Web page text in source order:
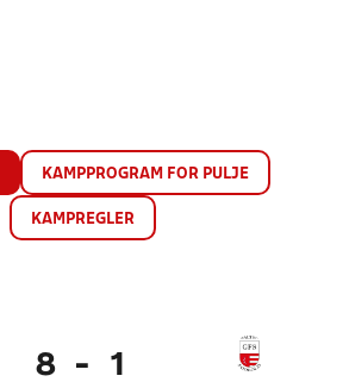
KAMPPROGRAM FOR PULJE
KAMPREGLER
8 - 1